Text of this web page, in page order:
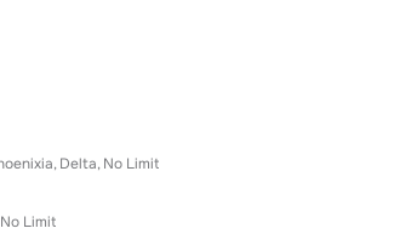
Delta No Limit
No Limit